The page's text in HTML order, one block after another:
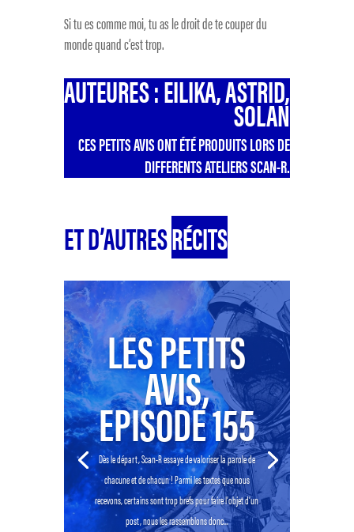
Si tu es comme moi, tu as le droit de te couper du
monde quand c’est trop.
AUTEURES : EILIKA, ASTRID,
SOLAN
CES PETITS AVIS ONT ÉTÉ PRODUITS LORS DE
DIFFERENTS ATELIERS SCAN-R.
ET D’AUTRESRÉCITS
LES PETITS
AVIS,
EPISODE 155
Dès le départ, Scan-R essaye de valoriser la parole de
chacune et de chacun ! Parmi les textes que nous
recevons, certains sont trop brefs pour faire l’objet d’un
post, nous les rassemblons donc...